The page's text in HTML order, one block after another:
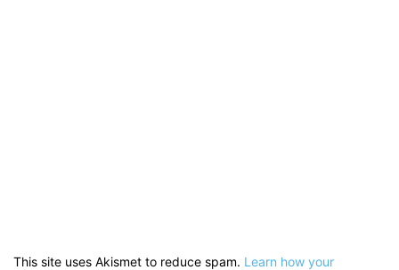
This site uses Akismet to reduce spam. Learn how your